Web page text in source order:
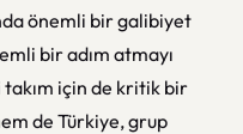
önemli bir galibiyet
bir adım atmayı
için de kritik bir
de Türkiye, grup